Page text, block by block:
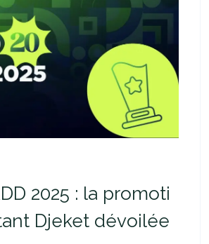
2025 : la promoti
Djeket dévoilée